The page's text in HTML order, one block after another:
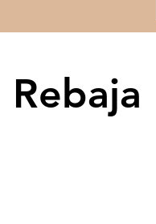
Rebaja